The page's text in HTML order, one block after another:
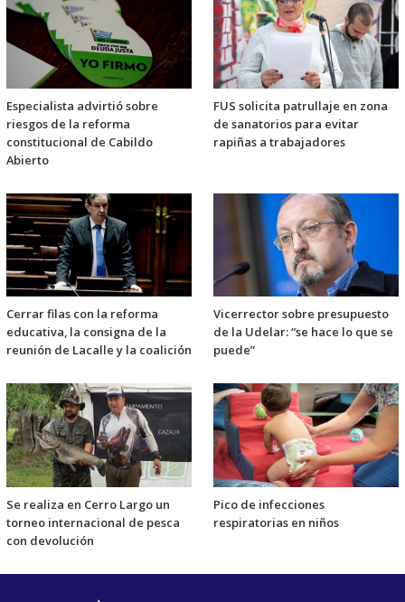
Especialista advirtió sobre
riesgos de la reforma
constitucional de Cabildo
Abierto
FUS solicita patrullaje en zona
de sanatorios para evitar
rapiñas a trabajadores
Cerrar filas con la reforma
educativa, la consigna de la
reunión de Lacalle y la coalición
Vicerrector sobre presupuesto
de la Udelar: “se hace lo que se
puede”
Se realiza en Cerro Largo un
torneo internacional de pesca
con devolución
Pico de infecciones
respiratorias en niños